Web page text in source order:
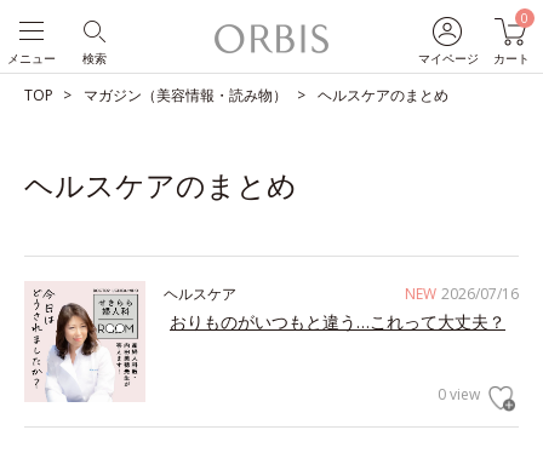
マイページ
0
カート
検索
メニュー
TOP マガジン（美容情報・読み物） ヘルスケアのまとめ
ヘルスケアのまとめ
NEW 2026/07/16
ヘルスケア
おりものがいつもと違う…これって大丈夫？
0 view